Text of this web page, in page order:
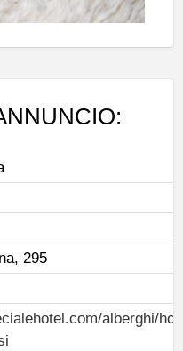
295
alberghi/